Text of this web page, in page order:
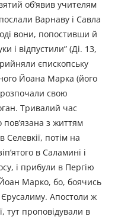
об’явив учителям
Варнаву і Савла
вони, попостивши й
і відпустили” (Ді. 13,
єпископську
Йоана Марка (його
свою
Тривалий час
пов’язана з життям
потім на
в Саламині і
і прибули в Пергію
Марко, бо, боячись
Єрусалиму. Апостоли ж
тут проповідували в